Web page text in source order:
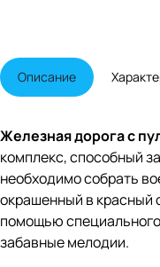
Описание
Железная дорога с
комплекс, способный
необходимо собрать
окрашенный в красный
помощью
забавные мелодии.